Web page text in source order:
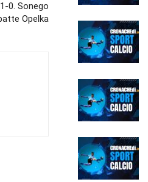
0. Sonego
Opelka